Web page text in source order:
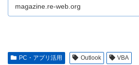
magazine.re-web.org
PC・アプリ活用 Outlook VBA